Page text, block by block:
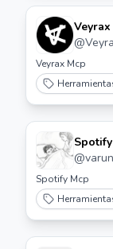
Veyrax
@
Veyrax Mcp
@
Spotify Mcp